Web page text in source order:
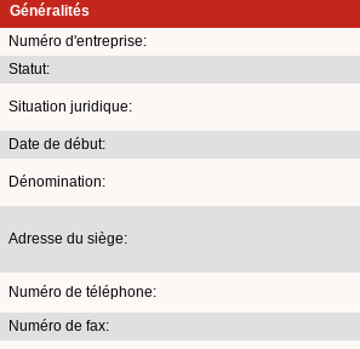
Généralités
Numéro d'entreprise:
Statut:
Situation juridique:
Date de début:
Dénomination:
Adresse du siège:
Numéro de téléphone:
Numéro de fax: